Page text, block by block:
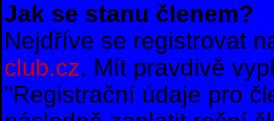
Jak se stanu členem?
Nejdříve se registrovat
club.cz. Mít pravdivě
"Registrační údaje pro